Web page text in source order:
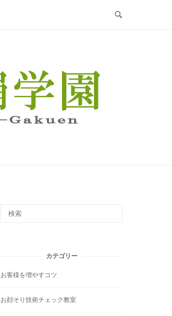
カテゴリー
お客様を増やすコツ
お顔そり技術チェック教室